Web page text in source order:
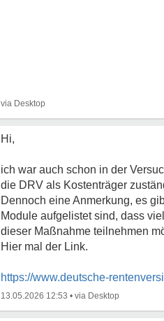
Hi,
ich war auch schon in der
die DRV als Kostenträger
Dennoch eine Anmerkung, es
Module aufgelistet sind, dass
dieser Maßnahme teilnehmen
Hier mal der Link.
https://www.deutsche-
13.05.2026 12:53 •